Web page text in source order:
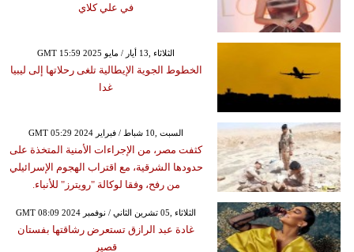
في علي كلاي
GMT 15:59 2025 الثلاثاء ,13 أيار / مايو
الخطوط الجوية الإيطالية تلغى رحلاتها إلى ليبيا
غدا
GMT 05:29 2024 السبت ,10 شباط / فبراير
كثفت مصر، من الإجراءات الأمنية المتخذة على
حدودها الشرقية، مع اقتراب الهجوم الإسرائيلي
من رفح، وفقا لوكالة "رويترز" للأنباء.
GMT 08:09 2024 الثلاثاء ,05 تشرين الثاني / نوفمبر
غادة عبد الرازق تستعرض رشاقتها بفستان
قصير